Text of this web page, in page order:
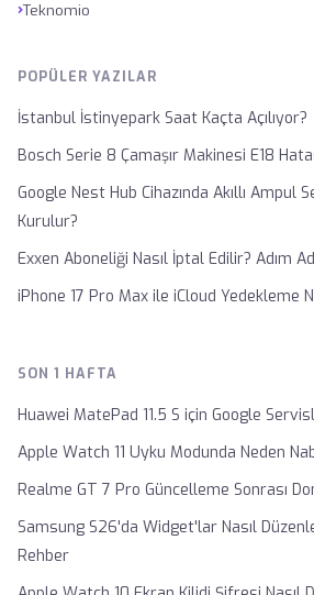
›Teknomio
POPÜLER YAZILAR
İstanbul İstinyepark Saat Kaçta Açılıyor?
Bosch Serie 8 Çamaşır Makinesi E18
Google Nest Hub Cihazında Akıllı Ampul
Kurulur?
Exxen Aboneliği Nasıl İptal Edilir? Adım
iPhone 17 Pro Max ile iCloud Yedekleme
SON 1 HAFTA
Huawei MatePad 11.5 S için Google
Apple Watch 11 Uyku Modunda Neden
Realme GT 7 Pro Güncelleme Sonrası
Samsung S26'da Widget'lar Nasıl
Rehber